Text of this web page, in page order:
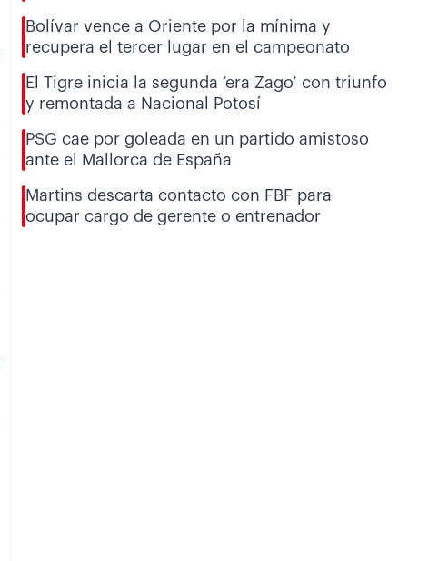
Bolívar vence a Oriente por la mínima y
recupera el tercer lugar en el campeonato
El Tigre inicia la segunda ‘era Zago’ con triunfo
y remontada a Nacional Potosí
PSG cae por goleada en un partido amistoso
ante el Mallorca de España
Martins descarta contacto con FBF para
ocupar cargo de gerente o entrenador